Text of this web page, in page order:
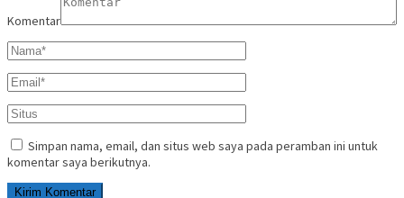
Komentar
Simpan nama, email, dan situs web saya pada peramban ini untuk
komentar saya berikutnya.